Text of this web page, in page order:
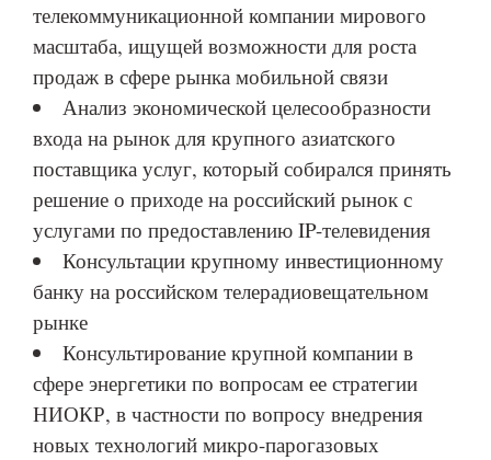
телекоммуникационной компании мирового
масштаба, ищущей возможности для роста
продаж в сфере рынка мобильной связи
Анализ экономической целесообразности
входа на рынок для крупного азиатского
поставщика услуг, который собирался принять
решение о приходе на российский рынок с
услугами по предоставлению IP-телевидения
Консультации крупному инвестиционному
банку на российском телерадиовещательном
рынке
Консультирование крупной компании в
сфере энергетики по вопросам ее стратегии
НИОКР, в частности по вопросу внедрения
новых технологий микро-парогазовых